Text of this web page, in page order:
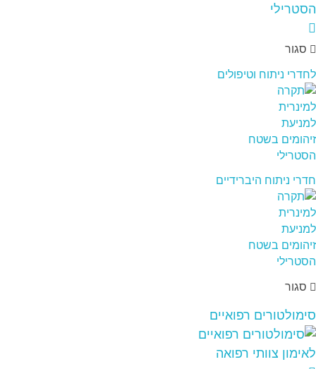
סגור
לחדרי ניתוח וטיפולים
חדרי ניתוח היברידיים
סגור
סימולטורים רפואיים